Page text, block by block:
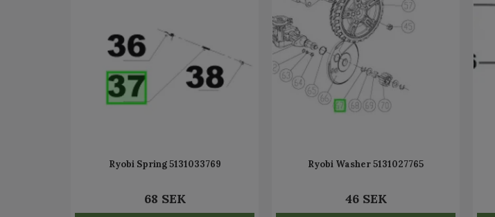
Ryobi Spring 5131033769
68 SEK
Ryobi Washer 5131027765
46 SEK